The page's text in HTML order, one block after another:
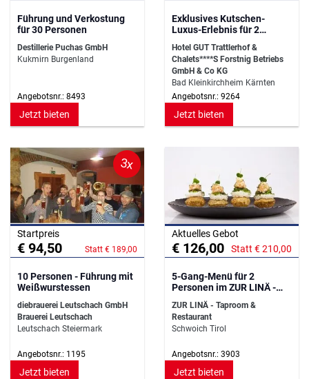
Führung und Verkostung
für 30 Personen
Destillerie Puchas GmbH
Kukmirn Burgenland
Angebotsnr.: 8493
Jetzt bieten
Exklusives Kutschen-
Luxus-Erlebnis für 2
Hotel GUT Trattlerhof &
Chalets****S Forstnig Betriebs
GmbH & Co KG
Bad Kleinkirchheim Kärnten
Angebotsnr.: 9264
Jetzt bieten
3x
Startpreis
€ 94,50 Statt € 189,00
10 Personen - Führung mit
Weißwurstessen
diebrauerei Leutschach GmbH
Brauerei Leutschach
Leutschach Steiermark
Angebotsnr.: 1195
Jetzt bieten
Aktuelles Gebot
€ 126,00 Statt € 210,00
5-Gang-Menü für 2
Personen im ZUR LINÄ -
Taproom & Restaurant
ZUR LINÄ - Taproom &
Restaurant
Schwoich Tirol
Angebotsnr.: 3903
Jetzt bieten